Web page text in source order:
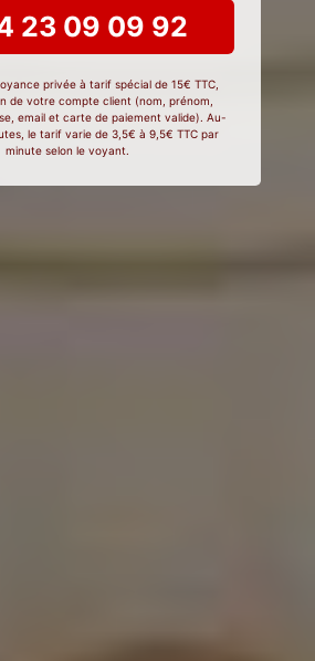
23 09 09 92
privée à tarif spécial de 15€ TTC,
de votre compte client (nom, prénom,
email et carte de paiement valide). Au-
le tarif varie de 3,5€ à 9,5€ TTC par
minute selon le voyant.